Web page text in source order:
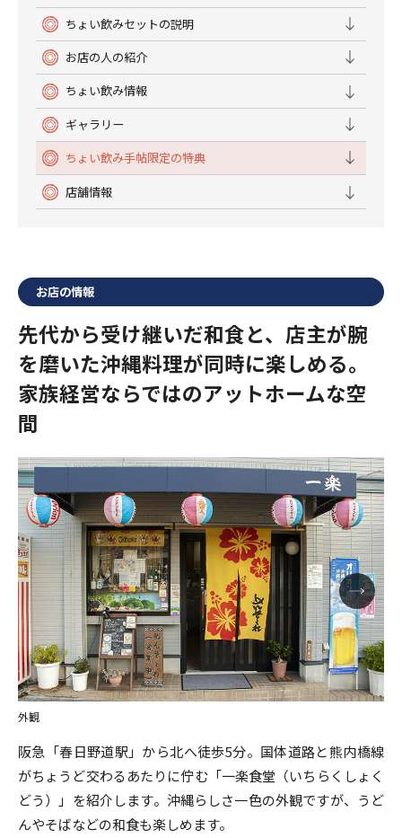
ちょい飲みセットの説明
お店の人の紹介
ちょい飲み情報
ギャラリー
ちょい飲み手帖限定の特典
店舗情報
お店の情報
先代から受け継いだ和食と、店主が腕
を磨いた沖縄料理が同時に楽しめる。
家族経営ならではのアットホームな空
間
外観
阪急「春日野道駅」から北へ徒歩5分。国体道路と熊内橋線
がちょうど交わるあたりに佇む「一楽食堂（いちらくしょく
どう）」を紹介します。沖縄らしさ一色の外観ですが、うど
んやそばなどの和食も楽しめます。